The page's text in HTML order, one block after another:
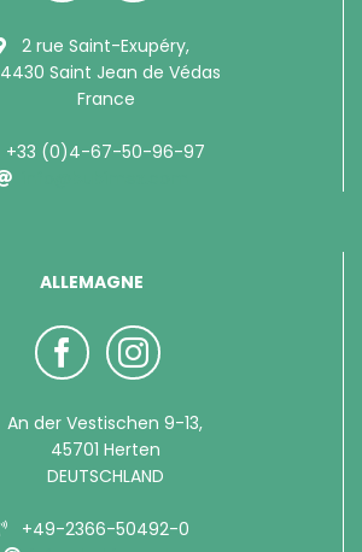
2 rue Saint-Exupéry,
Saint Jean de Védas
France
(0)4-67-50-96-97
ALLEMAGNE
An der Vestischen 9-13,
45701 Herten
DEUTSCHLAND
+49-2366-50492-0